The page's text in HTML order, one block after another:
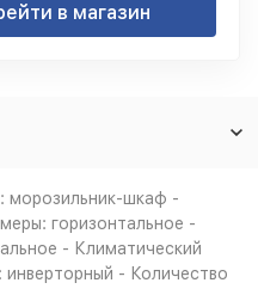
в магазин
морозильник-шкаф -
горизонтальное -
- Климатический
- Количество